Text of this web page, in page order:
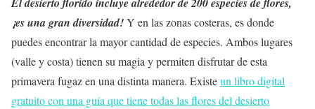
¡es una gran diversidad!Y en las zonas costeras, es donde
puedes encontrar la mayor cantidad de especies. Ambos lugares
(valle y costa) tienen su magia y permiten disfrutar de esta
primavera fugaz en una distinta manera. Existeun libro digital
gratuito con una guía que tiene todas las flores del desierto